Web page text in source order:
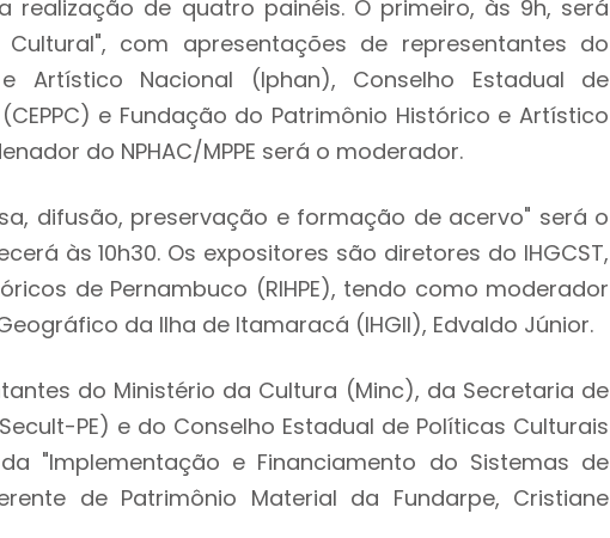
realização de quatro painéis. O primeiro, às 9h, será
com apresentações de representantes do
Artístico Nacional (Iphan), Conselho Estadual de
e Fundação do Patrimônio Histórico e Artístico
do NPHAC/MPPE será o moderador.
difusão, preservação e formação de acervo" será o
às 10h30. Os expositores são diretores do IHGCST,
de Pernambuco (RIHPE), tendo como moderador
da Ilha de Itamaracá (IHGII), Edvaldo Júnior.
do Ministério da Cultura (Minc), da Secretaria de
PE) e do Conselho Estadual de Políticas Culturais
"Implementação e Financiamento do Sistemas de
de Patrimônio Material da Fundarpe, Cristiane